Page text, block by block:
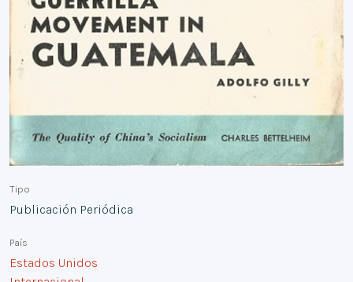
Tipo
Publicación Periódica
País
Estados Unidos